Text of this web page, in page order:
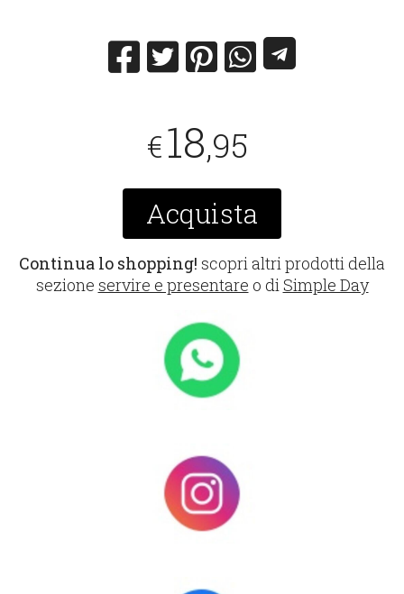
€18,95
Acquista
Continua lo shopping! scopri altri prodotti della
sezione servire e presentare o diSimple Day